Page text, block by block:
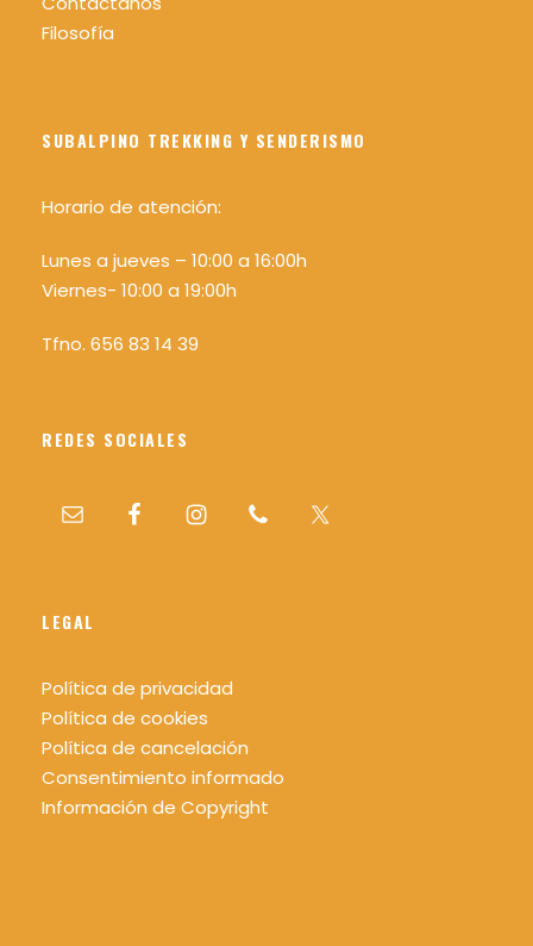
Filosofía
SUBALPINO TREKKING Y SENDERISMO
Horario de atención:
Lunes a jueves – 10:00 a 16:00h
Viernes- 10:00 a 19:00h
Tfno. 656 83 14 39
REDES SOCIALES
LEGAL
Política de privacidad
Política de cookies
Política de cancelación
Consentimiento informado
Información de Copyright